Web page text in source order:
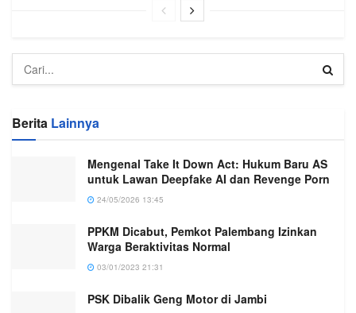
Berita Lainnya
Mengenal Take It Down Act: Hukum Baru AS
untuk Lawan Deepfake AI dan Revenge Porn
24/05/2026 13:45
PPKM Dicabut, Pemkot Palembang Izinkan
Warga Beraktivitas Normal
03/01/2023 21:31
PSK Dibalik Geng Motor di Jambi